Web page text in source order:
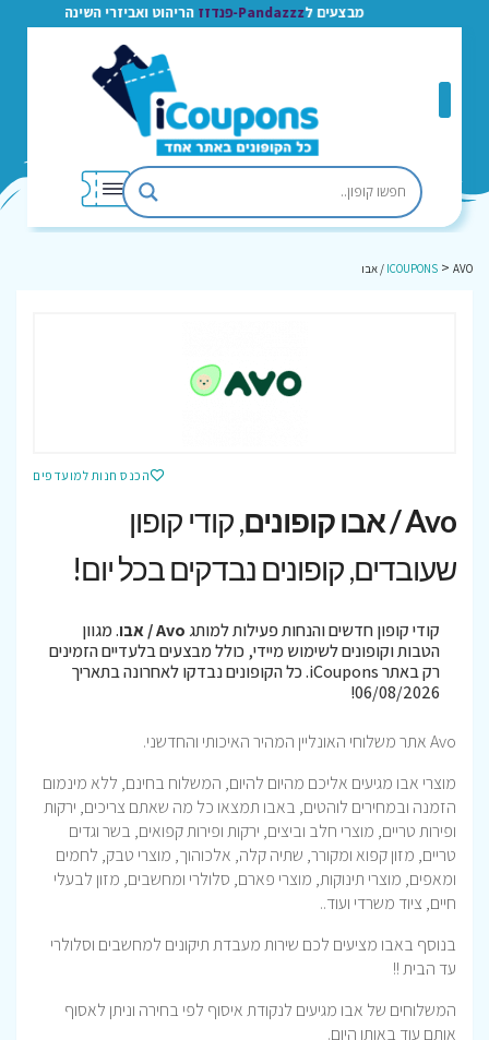
מבצעים לPandazzz-פנדזז הריהוט ואביזרי השינה
ICOUPONS > AVO / אבו
הכנס חנות למועדפים
Avo / אבו קופונים
, קודי קופון
שעובדים, קופונים נבדקים בכל יום!
קודי קופון חדשים והנחות פעילות למותגAvo / אבו
. מגוון
הטבות וקופונים לשימוש מיידי, כולל מבצעים בלעדיים הזמינים
רק באתר iCoupons. כל הקופונים נבדקו לאחרונה בתאריך
06/08/2026!
Avo אתר משלוחי האונליין המהיר האיכותי והחדשני.
מוצרי אבו מגיעים אליכם מהיום להיום, המשלוח בחינם, ללא מינמום
הזמנה ובמחירים לוהטים, באבו תמצאו כל מה שאתם צריכים, ירקות
ופירות טריים, מוצרי חלב וביצים, ירקות ופירות קפואים, בשר וגדים
טריים, מזון קפוא ומקורר, שתיה קלה, אלכוהוך, מוצרי טבק, לחמים
ומאפים, מוצרי תינוקות, מוצרי פארם, סלולרי ומחשבים, מזון לבעלי
חיים, ציוד משרדי ועוד..
בנוסף באבו מציעים לכם שירות מעבדת תיקונים למחשבים וסלולרי
עד הבית !!
המשלוחים של אבו מגיעים לנקודת איסוף לפי בחירה וניתן לאסוף
אותם עוד באותו היום.